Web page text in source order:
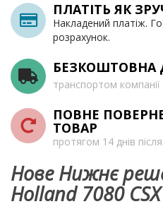
ПЛАТІТЬ ЯК
Накладений платіж.
розрахунок.
БЕЗКОШТОВНА
транспортом компанії
ПОВНЕ
ТОВАР
протягом 14 днів
Нове Нижнє
Holland 7080